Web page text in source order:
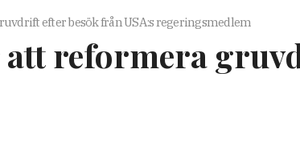
efter besök från USA:s regeringsmedlem
att reformera